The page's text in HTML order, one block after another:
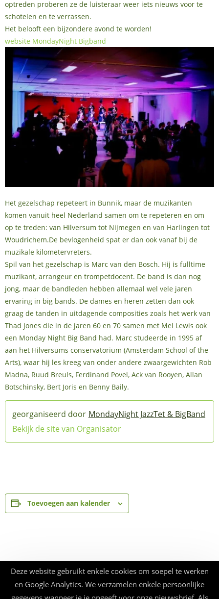
optreden proberen ze de luisteraar weer iets nieuws voor te
schotelen en te verrassen.
Het belooft een bijzondere avond te worden!
website MondayNight Bigband
Het gezelschap repeteert in Bunnik, maar de muzikanten
komen vanuit heel Nederland samen om te repeteren en om
op te treden: van Hilversum tot Nijmegen en van Harlingen tot
Woudrichem.De bevlogenheid spat er dan ook vanaf bij de
muzikale kilometervreters.
Spil van het gezelschap is Marc van den Bosch. Hij is fulltime
muzikant, arrangeur en trompetdocent. De band is dan nog
jong, maar de bandleden hebben allemaal wel vele jaren
ervaring in big bands. De dames en heren zetten dan ook
graag de tanden in uitdagende composities zoals het werk van
Thad Jones die in de jaren 60 en 70 samen met Mel Lewis ook
een Monday Night Big Band had. Marc studeerde in 1995 af
aan het Hilversums conservatorium (Amsterdam School of the
Arts), waar hij les kreeg van onder andere zwaargewichten Rob
Madna, Ruud Breuls, Ferdinand Povel, Ack van Rooyen, Allan
Botschinsky, Bert Joris en Benny Baily.
MondayNight JazzTet & BigBand
Bekijk de site van Organisator
Toevoegen aan kalender
Deze website gebruikt enkele cookies om soepel te werken
en Google Analytics. We verzamelen enkele persoonlijke